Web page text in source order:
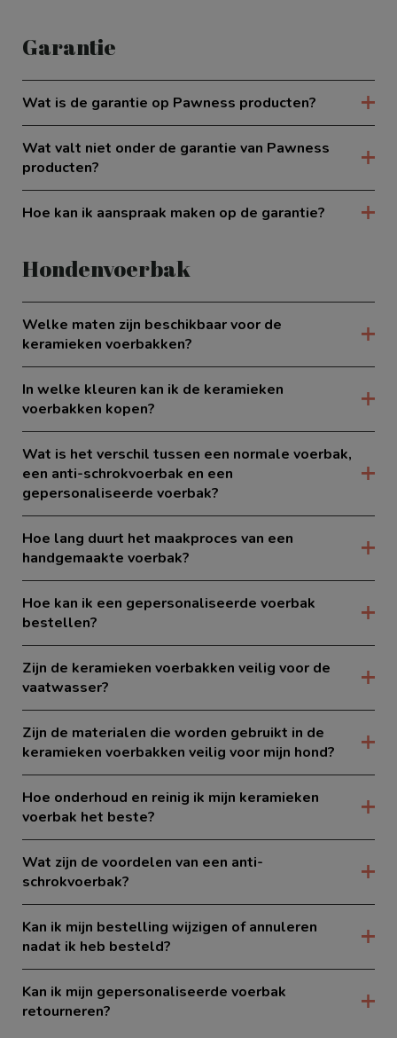
Garantie
Wat is de garantie op Pawness producten?
Wat valt niet onder de garantie van Pawness
producten?
Hoe kan ik aanspraak maken op de garantie?
Hondenvoerbak
Welke maten zijn beschikbaar voor de
keramieken voerbakken?
In welke kleuren kan ik de keramieken
voerbakken kopen?
Wat is het verschil tussen een normale voerbak,
een anti-schrokvoerbak en een
gepersonaliseerde voerbak?
Hoe lang duurt het maakproces van een
handgemaakte voerbak?
Hoe kan ik een gepersonaliseerde voerbak
bestellen?
Zijn de keramieken voerbakken veilig voor de
vaatwasser?
Zijn de materialen die worden gebruikt in de
keramieken voerbakken veilig voor mijn hond?
Hoe onderhoud en reinig ik mijn keramieken
voerbak het beste?
Wat zijn de voordelen van een anti-
schrokvoerbak?
Kan ik mijn bestelling wijzigen of annuleren
nadat ik heb besteld?
Kan ik mijn gepersonaliseerde voerbak
retourneren?